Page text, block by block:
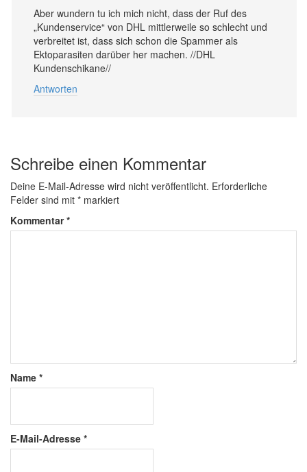
Aber wundern tu ich mich nicht, dass der Ruf des
„Kundenservice“ von DHL mittlerweile so schlecht und
verbreitet ist, dass sich schon die Spammer als
Ektoparasiten darüber her machen. //DHL
Kundenschikane//
Antworten
Schreibe einen Kommentar
Deine E-Mail-Adresse wird nicht veröffentlicht. Erforderliche
Felder sind mit * markiert
Kommentar*
Name *
E-Mail-Adresse *